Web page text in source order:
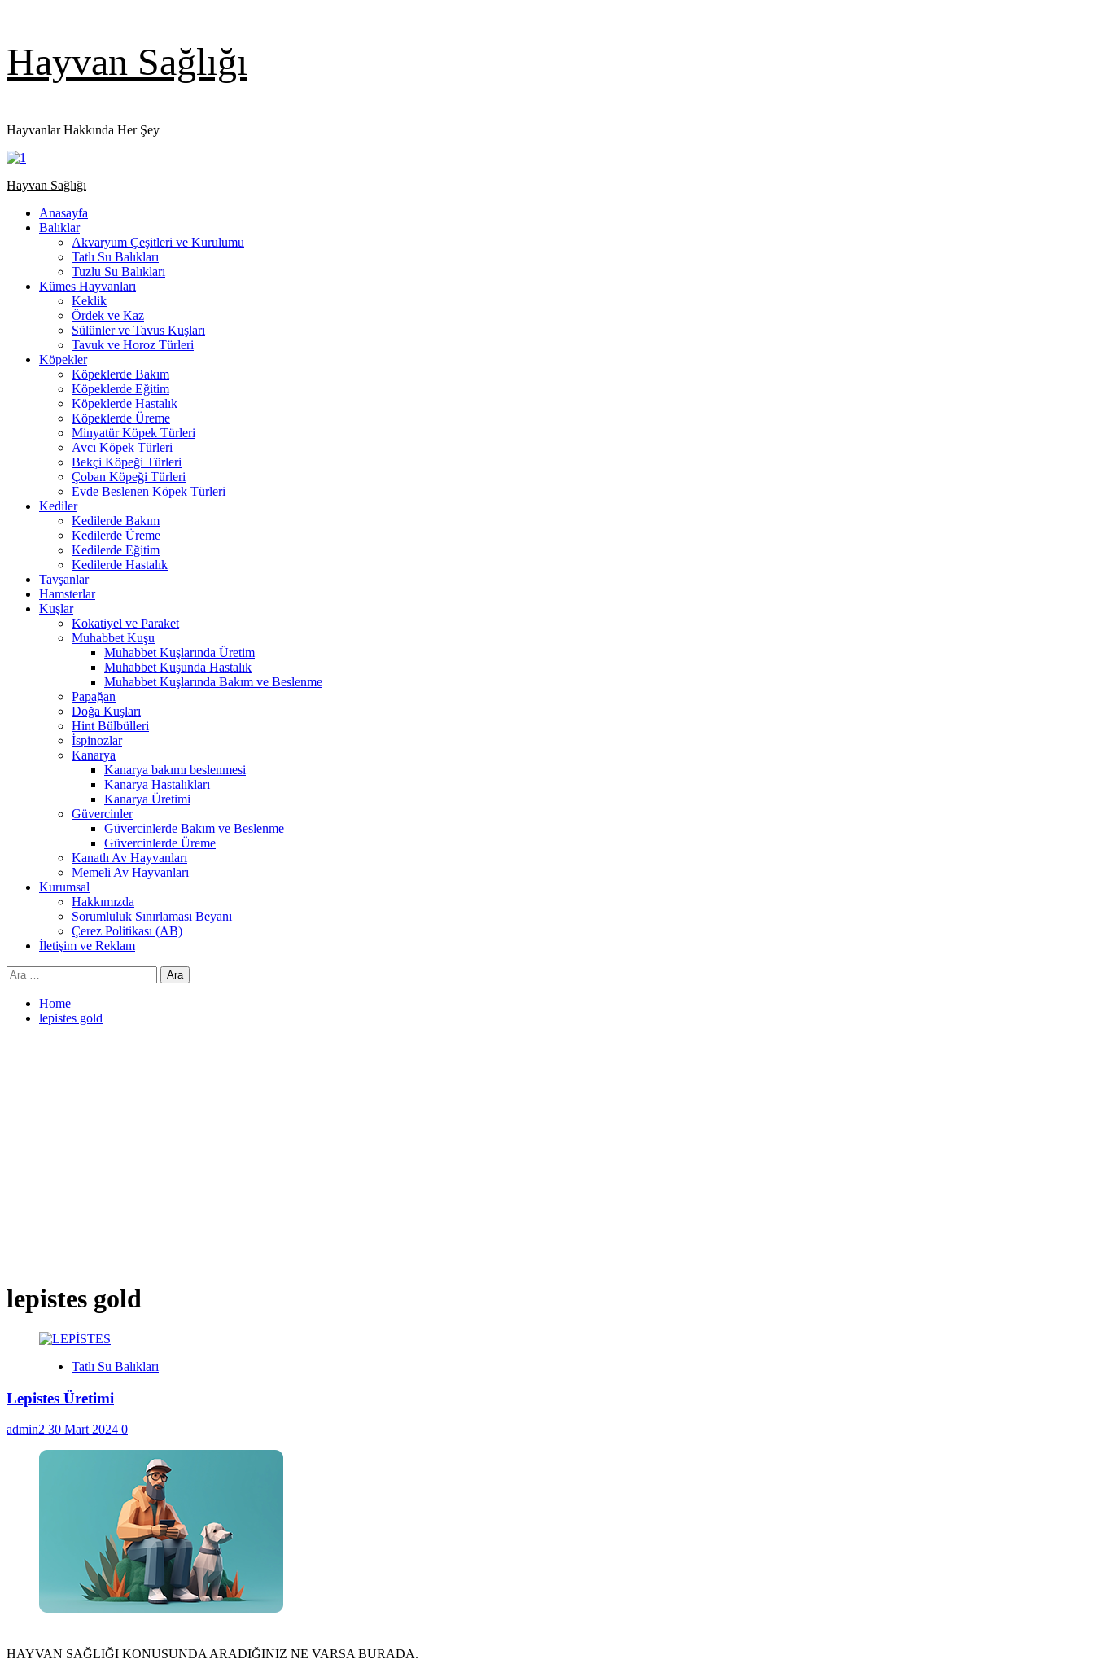
to
content
Hayvan Sağlığı
Hayvanlar Hakkında Her Şey
Primary
Hayvan Sağlığı
Anasayfa
Balıklar
Akvaryum Çeşitleri ve Kurulumu
Tatlı Su Balıkları
Tuzlu Su Balıkları
Kümes Hayvanları
Keklik
Ördek ve Kaz
Sülünler ve Tavus Kuşları
Tavuk ve Horoz Türleri
Köpekler
Köpeklerde Bakım
Köpeklerde Eğitim
Köpeklerde Hastalık
Köpeklerde Üreme
Minyatür Köpek Türleri
Avcı Köpek Türleri
Bekçi Köpeği Türleri
Çoban Köpeği Türleri
Evde Beslenen Köpek Türleri
Kediler
Kedilerde Bakım
Kedilerde Üreme
Kedilerde Eğitim
Kedilerde Hastalık
Tavşanlar
Hamsterlar
Kuşlar
Kokatiyel ve Paraket
Muhabbet Kuşu
Muhabbet Kuşlarında Üretim
Muhabbet Kuşunda Hastalık
Muhabbet Kuşlarında Bakım ve Beslenme
Papağan
Doğa Kuşları
Hint Bülbülleri
İspinozlar
Kanarya
Kanarya bakımı beslenmesi
Kanarya Hastalıkları
Kanarya Üretimi
Güvercinler
Güvercinlerde Bakım ve Beslenme
Güvercinlerde Üreme
Kanatlı Av Hayvanları
Memeli Av Hayvanları
Kurumsal
Hakkımızda
Sorumluluk Sınırlaması Beyanı
Çerez Politikası (AB)
İletişim ve Reklam
Arama:
Home
lepistes gold
lepistes gold
Tatlı Su Balıkları
Lepistes Üretimi
admin2 30 Mart 2024 0
HAYVAN SAĞLIĞI KONUSUNDA ARADIĞINIZ NE VARSA BURADA.